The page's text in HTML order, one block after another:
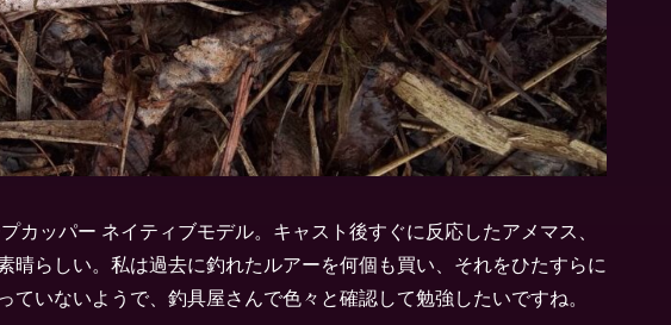
カッパー ネイティブモデル。キャスト後すぐに反応したアメマス、
晴らしい。私は過去に釣れたルアーを何個も買い、それをひたすらに
いないようで、釣具屋さんで色々と確認して勉強したいですね。